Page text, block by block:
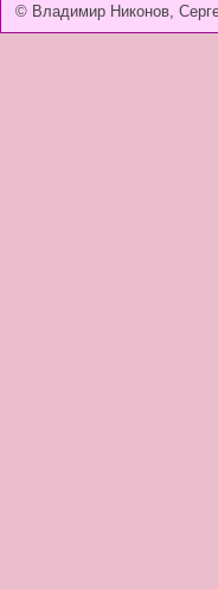
© Владимир Никонов,